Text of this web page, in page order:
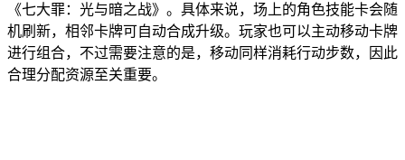
《七大罪：光与暗之战》。具体来说，场上的角色技能卡会随
机刷新，相邻卡牌可自动合成升级。玩家也可以主动移动卡牌
进行组合，不过需要注意的是，移动同样消耗行动步数，因此
合理分配资源至关重要。